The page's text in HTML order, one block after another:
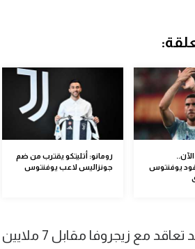
يوفنتوس
رومانو: أتليتكو يقترب من ضم
جونزاليس لاعب يوفنتوس
مقابل 7 ملايين يورو قادما من بازل في يناير 2022.